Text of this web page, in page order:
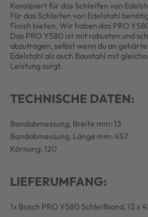
Konzipiert für das Schleifen von
Für das Schleifen von Edelstahl
Finish bieten. Wir haben das PRO
Das PRO Y580 ist mit robusten und
abzutragen, selbst wenn du an
Edelstahl als auch Baustahl mit
Leistung sorgt.
TECHNISCHE DATEN:
Bandabmessung, Breite mm: 13
Bandabmessung, Länge mm: 457
Körnung: 120
LIEFERUMFANG:
1x Bosch PRO Y580 Schleifband, 13 x